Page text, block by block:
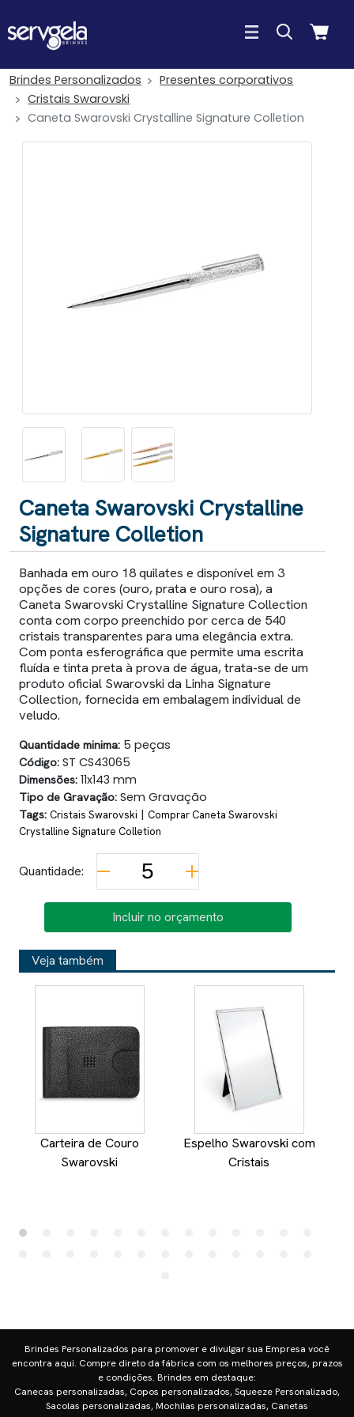
Brindes Personalizados
Presentes corporativos
Cristais Swarovski
Caneta Swarovski Crystalline Signature Colletion
Caneta Swarovski Crystalline
Signature Colletion
Banhada em ouro 18 quilates e disponível em 3
opções de cores (ouro, prata e ouro rosa), a
Caneta Swarovski Crystalline Signature Collection
conta com corpo preenchido por cerca de 540
cristais transparentes para uma elegância extra.
Com ponta esferográfica que permite uma escrita
fluída e tinta preta à prova de água, trata-se de um
produto oficial Swarovski da Linha Signature
Collection, fornecida em embalagem individual de
veludo.
Quantidade minima: 5 peças
Código: ST CS43065
Dimensões: 11x143 mm
Tipo de Gravação: Sem Gravação
Tags: Cristais Swarovski | Comprar Caneta Swarovski
Crystalline Signature Colletion
Quantidade:
Incluir no orçamento
Veja também
Carteira de Couro
Swarovski
Espelho Swarovski com
Cristais
Brindes Personalizados para promover e divulgar sua Empresa você
encontra aqui. Compre direto da fábrica com os melhores preços, prazos
e condições. Brindes em destaque:
Canecas personalizadas, Copos personalizados, Squeeze Personalizado,
Sacolas personalizadas, Mochilas personalizadas, Canetas